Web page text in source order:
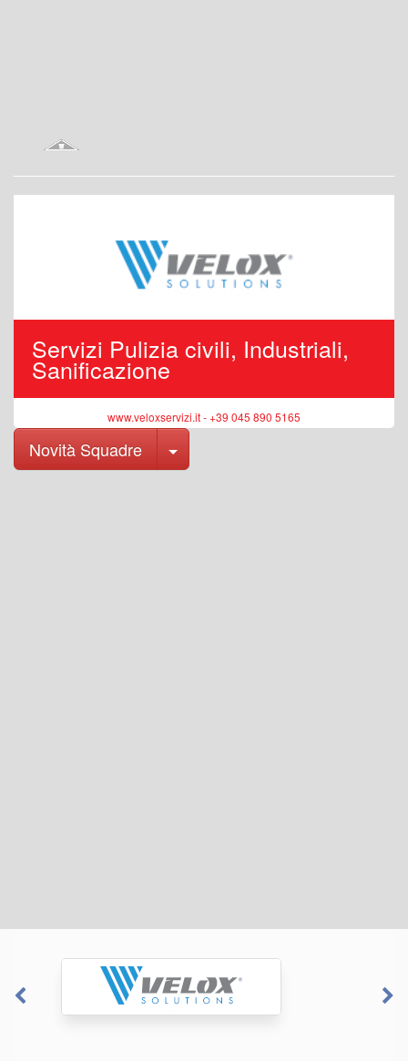
Servizi Pulizia civili, Industriali,
Sanificazione
www.veloxservizi.it - +39 045 890 5165
Novità Squadre Toggle Dropdown